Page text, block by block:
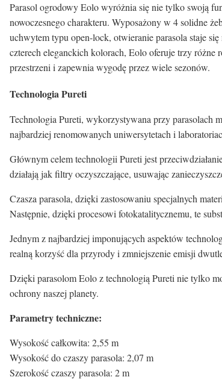
Parasol ogrodowy Eolo wyróżnia się nie tylko swoją
nowoczesnego charakteru. Wyposażony w 4 solidne
uchwytem typu open-lock, otwieranie parasola staje
czterech eleganckich kolorach, Eolo oferuje trzy
przestrzeni i zapewnia wygodę przez wiele sezonów.
Technologia Pureti
Technologia Pureti, wykorzystywana przy parasolach
najbardziej renomowanych uniwersytetach i
Głównym celem technologii Pureti jest
działają jak filtry oczyszczające, usuwając
Czasza parasola, dzięki zastosowaniu specjalnych
Następnie, dzięki procesowi fotokatalitycznemu, te
Jednym z najbardziej imponujących aspektów
realną korzyść dla przyrody i zmniejszenie emisji
Dzięki parasolom Eolo z technologią Pureti nie tylko
ochrony naszej planety.
Parametry techniczne:
Wysokość całkowita: 2,55 m
Wysokość do czaszy parasola: 2,07 m
Szerokość czaszy parasola: 2 m